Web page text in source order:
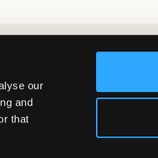
our
and
that